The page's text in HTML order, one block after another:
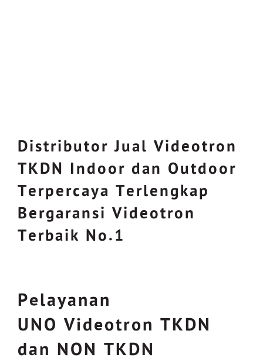
Distributor Jual Videotron
TKDN Indoor dan Outdoor
Terpercaya Terlengkap
Bergaransi Videotron
Terbaik No.1
Pelayanan
UNO Videotron TKDN
dan NON TKDN